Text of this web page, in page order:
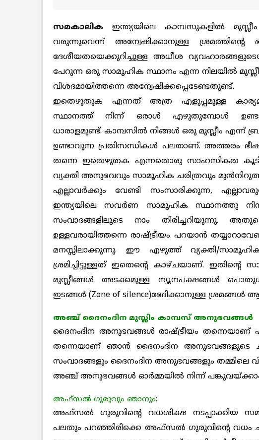
സമകാലിക ഇന്ത്യയിലെ കാമ്പസുകളില്‍
വരുന്നുവെന്ന് അന്വേഷിക്കാനുള്ള ശ്രമത്തിന്റെ
ദേശീയതയെക്കുറിച്ചുള്ള അധീശ
പേറുന്ന ഒരു സാമൂഹിക സ്ഥാനം എന്ന നിലയില്‍
വിശദമായിത്തന്നെ അന്വേഷിക്കപ്പെടേണ്ടതുണ്ട്.
ഇതെഴുതുക എന്നത് അത്ര എളുപ്പമുള്ള
സ്ഥാനത്ത് നിന്ന് ഒരാള്‍ എഴുതുമ്പോള്‍
ധാരാളമുണ്ട്. കാമ്പസില്‍ നിങ്ങള്‍ ഒരു മുസ്ലീം എന്ന്
ഉണ്ടാവുന്ന പ്രതിസന്ധികള്‍ പലതാണ്. അത്തരം
തന്നെ ഇതെഴുതക എന്നതൊരു സാഹസികത
വ്യക്തി അനുഭവവും സാമൂഹിക ചരിത്രവും
എല്ലാവര്‍ക്കും വേണ്ടി സംസാരിക്കുന്ന,
ഇന്ത്യയിലെ സവര്‍ണ സാമൂഹിക സ്ഥാനത്തു
സംവാദങ്ങളിലൂടെ നാം തിരിച്ചറിയുന്നു.
ഉള്ളവരായിത്തന്നെ രാഷ്ട്രീയം പറയാന്‍
മനസ്സിലാക്കുന്നു. ഈ എഴുത്ത് വ്യക്തി/
ശ്രമിച്ചിട്ടുള്ളത് ഇതെന്റെ കാഴ്ചയാണ്.
മുസ്ലീങ്ങള്‍ അടക്കമുള്ള ന്യൂനപക്ഷങ്ങള്‍
ഇടങ്ങള്‍ (Zone of silence)ഭേദിക്കാനുള്ള
അഞ്ച് ദൈനംദിന മുസ്ലിം കാമ്പസ് അനുഭവങ്ങള്‍
ദൈനംദിന അനുഭവങ്ങള്‍ രാഷ്ട്രീയം തന്നെയാണ്
തന്നെയാണ് ഞാന്‍ ദൈനംദിന അനുഭവങ്ങളുടെ
സംവാദങ്ങളും ദൈനംദിന അനുഭവങ്ങളും തമ്മിലെ
അഞ്ച് അനുഭവങ്ങള്‍ ഓര്‍മ്മയില്‍ നിന്ന്
അഫ്‌സല്‍ ഗുരുവും ഞാനും:
അഫ്‌സല്‍ ഗുരുവിന്റെ വധശിക്ഷ നടപ്പാക്കിയ
പലതും പറഞ്ഞിരിക്കെ അഫ്‌സല്‍ ഗുരുവിന്റെ വധം